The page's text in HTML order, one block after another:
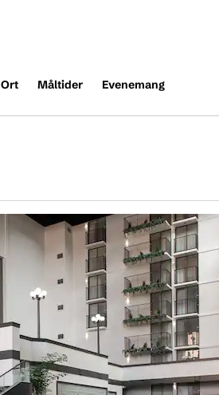
Ort Måltider Evenemang